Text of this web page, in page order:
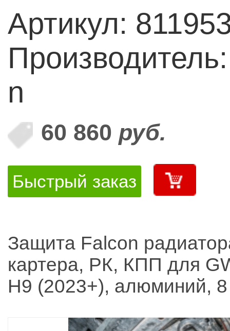
Артикул:
n
60 860 руб.
Быстрый заказ
Защита Falcon
картера, РК, КПП для
H9 (2023+), алюминий,